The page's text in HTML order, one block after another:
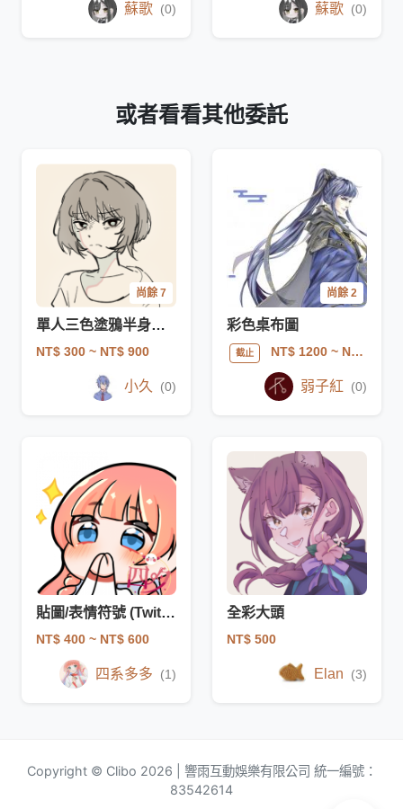
蘇歌 (0) 蘇歌 (0)
或者看看其他委託
尚餘 7
單人三色塗鴉半身驚喜包
NT$ 300 ~ NT$ 900
小久 (0)
尚餘 2
彩色桌布圖
截止 NT$ 1200~ NT$ 1500
弱子紅 (0)
貼圖/表情符號 (Twitch)
NT$ 400 ~ NT$ 600
四系多多 (1)
全彩大頭
NT$ 500
Elan (3)
Copyright © Clibo 2026 | 響雨互動娛樂有限公司 統一編號：
83542614